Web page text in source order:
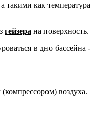
такими как температура
гейзера на поверхность.
в дно бассейна -
воздуха.